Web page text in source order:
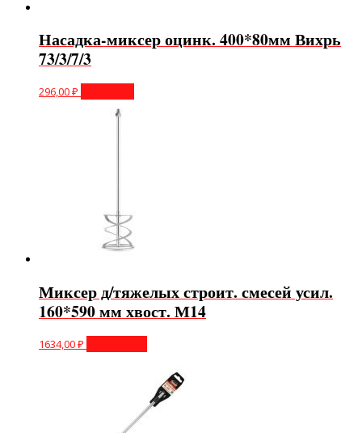
Насадка-миксер оцинк. 400*80мм Вихрь
73/3/7/3
296,00₽
Миксер д/тяжелых строит. смесей усил.
160*590 мм хвост. М14
1634,00₽